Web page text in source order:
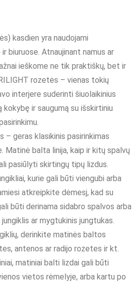
kasdien yra naudojami
biuruose. Atnaujinant namus ar
ieškome ne tik praktiškų, bet ir
rozetės – vienas tokių
interjere suderinti šiuolaikinius
ir saugumą su išskirtiniu
– geras klasikinis pasirinkimas
Matinė balta linija, kaip ir kitų spalvų
pasiūlyti skirtingų tipų lizdus.
kurie gali būti viengubi arba
atkreipkite dėmesį, kad su
būti derinama sidabro spalvos arba
ar mygtukinis jungtukas.
derinkite matinės baltos
antenos ar radijo rozetes ir kt.
matiniai balti lizdai gali būti
vietos rėmelyje, arba kartu po